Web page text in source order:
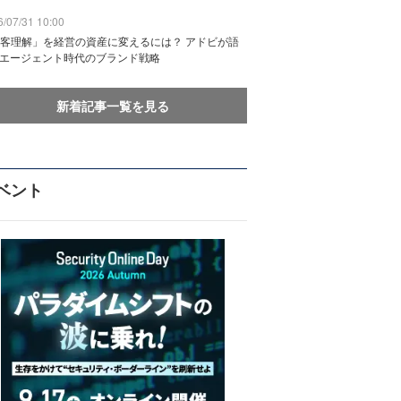
07/31 10:00
客理解」を経営の資産に変えるには？ アドビが語
ージェント時代のブランド戦略
新着記事一覧を見る
ント